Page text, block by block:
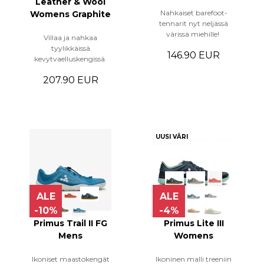
Womens Graphite
Villaa ja nahkaa
tyylikkäissä
kevytvaelluskengissä.
207.90 EUR
Nahkaiset barefoot-
tennarit nyt neljässä
värissä miehille!
146.90 EUR
ALE
-10%
Primus Trail II FG
Mens
Ikoniset maastokengät
UUSI VÄRI
ALE
-4%
Primus Lite III
Womens
Ikoninen malli treeniin